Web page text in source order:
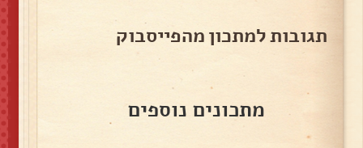
תגובות למתכון מהפייסבוק
מתכונים נוספים